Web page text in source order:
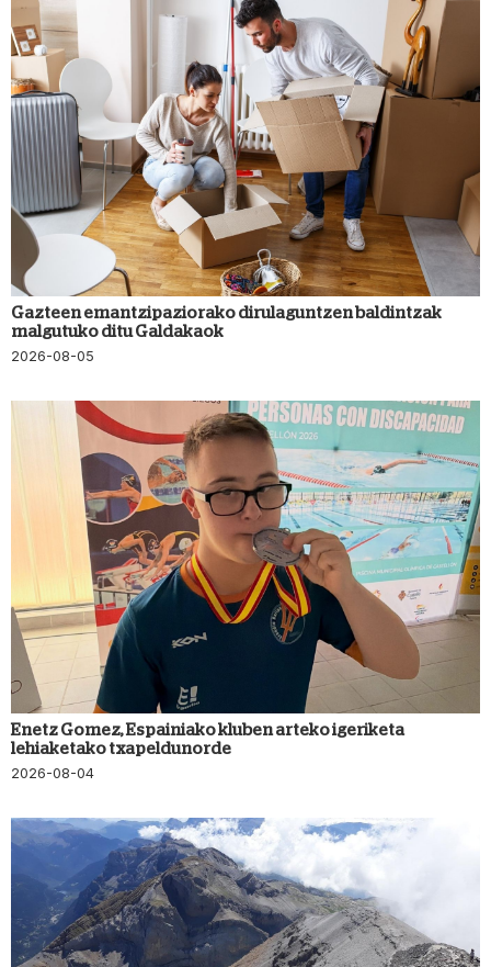
Gazteen emantzipaziorako dirulaguntzen baldintzak
malgutuko ditu Galdakaok
2026-08-05
Enetz Gomez, Espainiako kluben arteko igeriketa
lehiaketako txapeldunorde
2026-08-04